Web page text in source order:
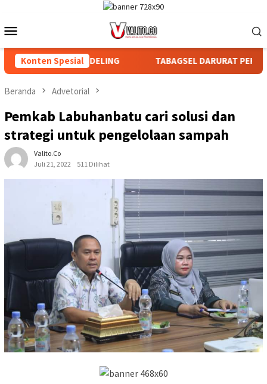
konten
Mobile
Konten Spesial
DAN AFDELING TABAGSEL DARURAT
Beranda Advetorial
Pemkab Labuhanbatu cari solusi dan
strategi untuk pengelolaan sampah
Valito.co
Juli 21, 2022
511 Dilihat